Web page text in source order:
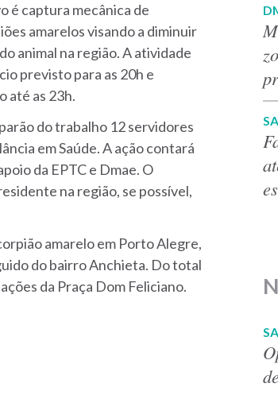
é captura mecânica de
amarelos visando a diminuir
animal na região. A atividade
previsto para as 20h e
até as 23h.
do trabalho 12 servidores
em Saúde. A ação contará
da EPTC e Dmae. O
na região, se possível,
amarelo em Porto Alegre,
do bairro Anchieta. Do total
da Praça Dom Feliciano.